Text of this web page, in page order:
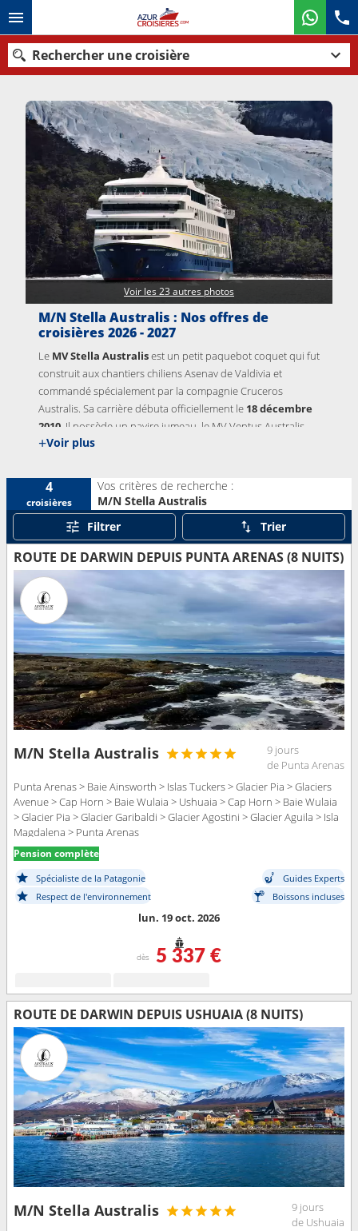
Rechercher une croisière
Nos destinations
Mois de départ
Ports Compagnies
Rechercher
M/N Stella Australis : Nos offres de
croisières 2026 - 2027
Le MV Stella Australisest un petit paquebot coquet qui fut
construit aux chantiers chiliens Asenav de Valdivia et
commandé spécialement par la compagnie Cruceros
Australis. Sa carrière débuta officiellement le 18 décembre
2010 . Il possède un navire jumeau, le MV Ventus Australis
qui le rejoint quasiment sept ans après.
+Voir plus
Voir les 23 autres photos
4
croisières
Vos critères de recherche :
M/N Stella Australis
Filtrer
Trier
ROUTE DE DARWIN DEPUIS PUNTA ARENAS (8 NUITS)
M/N Stella Australis
9 jours
de Punta Arenas
Punta Arenas > Baie Ainsworth > Islas Tuckers > Glacier Pia > Glaciers
Avenue > Cap Horn > Baie Wulaia > Ushuaia > Cap Horn > Baie Wulaia
> Glacier Pia > Glacier Garibaldi > Glacier Agostini > Glacier Aguila > Isla
Magdalena > Punta Arenas
Pension complète
Spécialiste de la Patagonie
Guides Experts
Respect de l'environnement
Boissons incluses
lun. 19 oct. 2026
dès 5 337 €
ROUTE DE DARWIN DEPUIS USHUAIA (8 NUITS)
M/N Stella Australis
9 jours
de Ushuaia